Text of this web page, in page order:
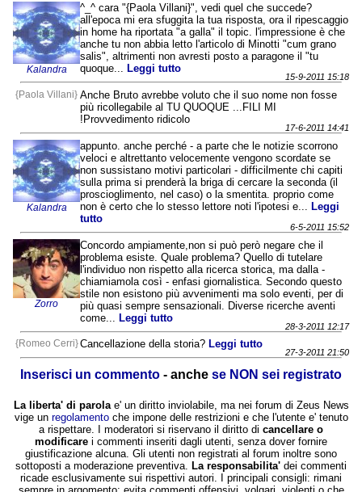
Kalandra
^_^ cara "{Paola Villani}", vedi quel che succede?
all'epoca mi era sfuggita la tua risposta, ora il ripescaggio
in home ha riportata "a galla" il topic. l'impressione è che
anche tu non abbia letto l'articolo di Minotti "cum grano
salis", altrimenti non avresti posto a paragone il "tu
quoque...Leggi tutto
15-9-2011 15:18
{Paola Villani} Anche Bruto avrebbe voluto che il suo nome non fosse
più ricollegabile al TU QUOQUE ...FILI MI
!Provvedimento ridicolo
17-6-2011 14:41
Kalandra
appunto. anche perché - a parte che le notizie scorrono
veloci e altrettanto velocemente vengono scordate se
non sussistano motivi particolari - difficilmente chi capiti
sulla prima si prenderà la briga di cercare la seconda (il
proscioglimento, nel caso) o la smentita. proprio come
non è certo che lo stesso lettore noti l'ipotesi e...Leggi
tutto
6-5-2011 15:52
Zorro
Concordo ampiamente,non si può però negare che il
problema esiste. Quale problema? Quello di tutelare
l'individuo non rispetto alla ricerca storica, ma dalla -
chiamiamola così - enfasi giornalistica. Secondo questo
stile non esistono più avvenimenti ma solo eventi, per di
più quasi sempre sensazionali. Diverse ricerche aventi
come...Leggi tutto
28-3-2011 12:17
{Romeo Cerri}Cancellazione della storia? Leggi tutto
27-3-2011 21:50
Inserisci un commento - anche se NON sei registrato
La liberta' di parolae' un diritto inviolabile, ma nei forum di Zeus News
vige un regolamentoche impone delle restrizioni e che l'utente e' tenuto
a rispettare. I moderatori si riservano il diritto di cancellare o
modificare i commenti inseriti dagli utenti, senza dover fornire
giustificazione alcuna. Gli utenti non registrati al forum inoltre sono
sottoposti a moderazione preventiva. La responsabilita' dei commenti
ricade esclusivamente sui rispettivi autori. I principali consigli: rimani